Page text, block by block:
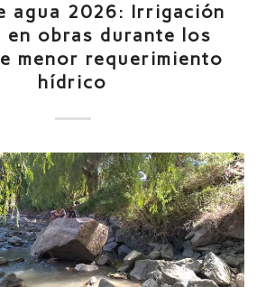
agua 2026: Irrigación
en obras durante los
menor requerimiento
hídrico